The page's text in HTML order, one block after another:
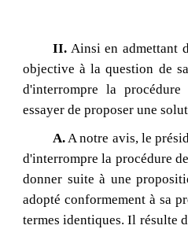
II.Ainsi en admettant
objective à la question de
d'interrompre la
essayer de proposer une
A.A notre avis, le
d'interrompre la procédure
donner suite à une
adopté conformement à sa
termes identiques. Il résulte